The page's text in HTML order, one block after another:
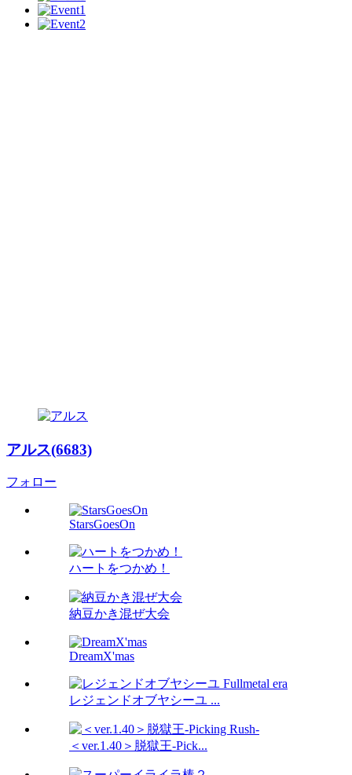
アルス(6683)
フォロー
StarsGoesOn
ハートをつかめ！
納豆かき混ぜ大会
DreamX'mas
レジェンドオブヤシーユ ...
＜ver.1.40＞脱獄王-Pick...